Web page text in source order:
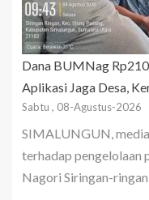
Dana BUMNag
Aplikasi Jaga Desa,
Sabtu , 08-Agustus-2026
SIMALUNGUN,
terhadap pengelolaan
Nagori Siringan-